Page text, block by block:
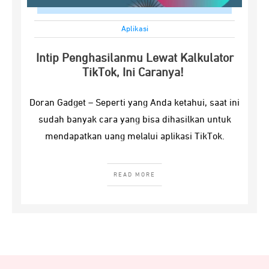
Aplikasi
Intip Penghasilanmu Lewat Kalkulator
TikTok, Ini Caranya!
Doran Gadget – Seperti yang Anda ketahui, saat ini
sudah banyak cara yang bisa dihasilkan untuk
mendapatkan uang melalui aplikasi TikTok.
READ MORE